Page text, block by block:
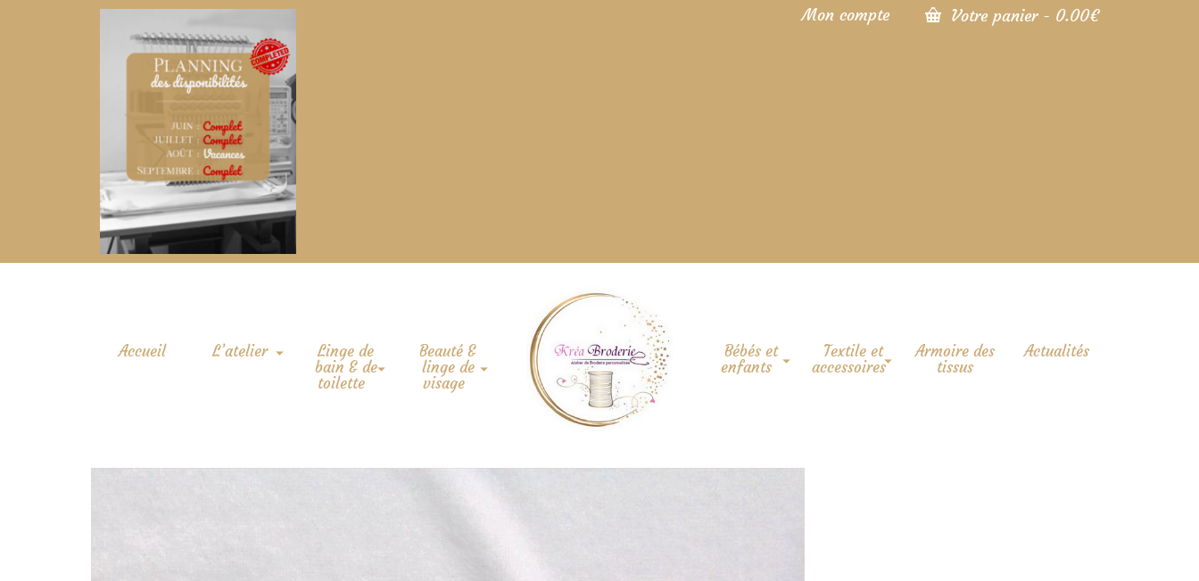
Mon compte Votre panier - 0.00€
Accueil L’atelier
Linge de
bain & de
toilette
Beauté &
linge de
visage
Bébés et
enfants
Textile et
accessoires
Armoire des
tissus
Actualités